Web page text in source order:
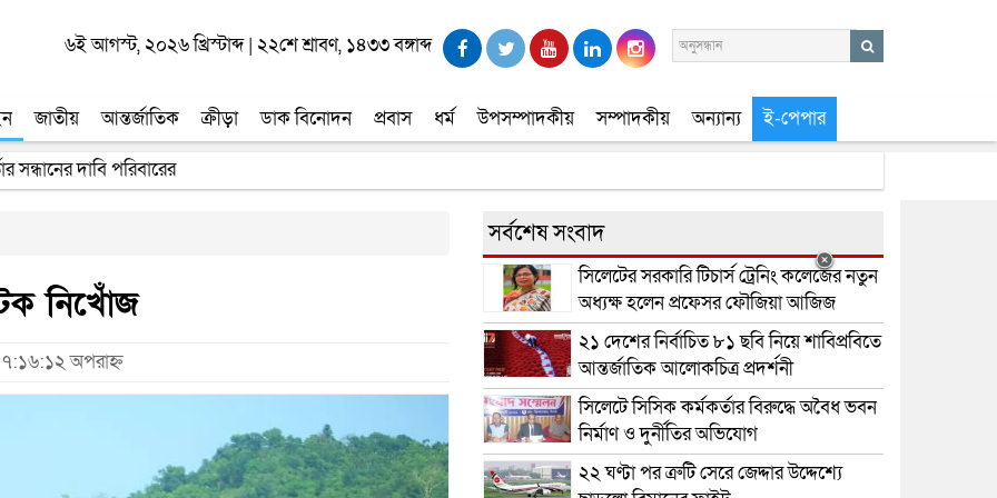
৬ই আগস্ট, ২০২৬ খ্রিস্টাব্দ| ২২শে শ্রাবণ, ১৪৩৩ বঙ্গাব্দ
জাতীয় আন্তর্জাতিক ক্রীড়া ডাক বিনোদন প্রবাস ধর্ম উপসম্পাদকীয় সম্পাদকীয় অন্যান্য ই-পেপার
সন্ধানের দাবি পরিবারের
প্রকল্পের কাজ দৃশ্যমান হবে- শ্রম মন্ত্রী
নিখোঁজ
অপরাহ্ন
সর্বশেষ সংবাদ
সিলেটের সরকারি টিচার্স ট্রেনিং কলেজের নতুন
অধ্যক্ষ হলেন প্রফেসর ফৌজিয়া আজিজ
২১ দেশের নির্বাচিত ৮১ ছবি নিয়ে শাবিপ্রবিতে
আন্তর্জাতিক আলোকচিত্র প্রদর্শনী
সিলেটে সিসিক কর্মকর্তার বিরুদ্ধে অবৈধ ভবন
নির্মাণ ও দুর্নীতির অভিযোগ
২২ ঘণ্টা পর ত্রুটি সেরে জেদ্দার উদ্দেশ্যে